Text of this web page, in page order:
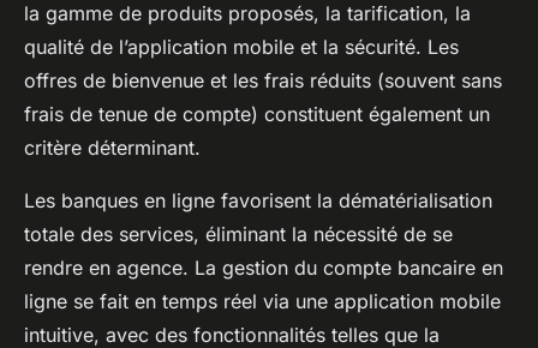
la gamme de produits proposés, la tarification, la
qualité de l’application mobile et la sécurité. Les
offres de bienvenue et les frais réduits (souvent sans
frais de tenue de compte) constituent également un
critère déterminant.
Les banques en ligne favorisent la dématérialisation
totale des services, éliminant la nécessité de se
rendre en agence. La gestion du compte bancaire en
ligne se fait en temps réel via une application mobile
intuitive, avec des fonctionnalités telles que la